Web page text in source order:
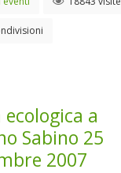
ecologica a
Sabino 25
2007